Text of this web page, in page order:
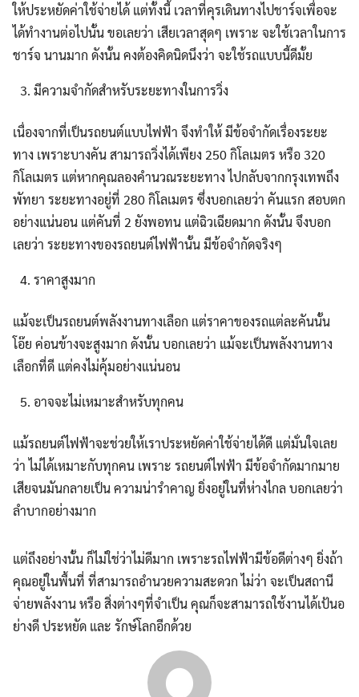
ให้ประหยัดค่าใช้จ่ายได้ แต่ทั้งนี้ เวลาที่คุรเดินทางไปชาร์จเพื่อจะ
ได้ทำงานต่อไปนั้น ขอเลยว่า เสียเวลาสุดๆ เพราะ จะใช้เวลาในการ
ชาร์จ นานมาก ดังนั้น คงต้องคิดนิดนึงว่า จะใช้รถแบบนี้ดีมั้ย
มีความจำกัดสำหรับระยะทางในการวิ่ง
เนื่องจากที่เป็นรถยนต์แบบไฟฟ้า จึงทำให้ มีข้อจำกัดเรื่องระยะ
ทาง เพราะบางคัน สามารถวิ่งได้เพียง 250 กิโลเมตร หรือ 320
กิโลเมตร แต่หากคุณลองคำนวณระยะทาง ไปกลับจากกรุงเทพถึง
พัทยา ระยะทางอยู่ที่ 280 กิโลเมตร ซึ่งบอกเลยว่า คันแรก สอบตก
อย่างแน่นอน แต่คันที่ 2 ยังพอทน แต่ฉิวเฉียดมาก ดังนั้น จึงบอก
เลยว่า ระยะทางของรถยนต์ไฟฟ้านั้น มีข้อจำกัดจริงๆ
ราคาสูงมาก
แม้จะเป็นรถยนต์พลังงานทางเลือก แต่ราคาของรถแต่ละคันนั้น
โอ๊ย ค่อนข้างจะสูงมาก ดังนั้น บอกเลยว่า แม้จะเป็นพลังงานทาง
เลือกที่ดี แต่คงไม่คุ้มอย่างแน่นอน
อาจจะไม่เหมาะสำหรับทุกคน
แม้รถยนต์ไฟฟ้าจะช่วยให้เราประหยัดค่าใช้จ่ายได้ดี แต่มั่นใจเลย
ว่า ไม่ได้เหมาะกับทุกคน เพราะ รถยนต์ไฟฟ้า มีข้อจำกัดมากมาย
เสียจนมันกลายเป็น ความน่ารำคาญ ยิ่งอยู่ในที่ห่างไกล บอกเลยว่า
ลำบากอย่างมาก
แต่ถึงอย่างนั้น ก็ไม่ใช่ว่าไม่ดีมาก เพราะรถไฟฟ้ามีข้อดีต่างๆ ยิ่งถ้า
คุณอยู่ในพื้นที่ ที่สามารถอำนวยความสะดวก ไม่ว่า จะเป็นสถานี
จ่ายพลังงาน หรือ สิ่งต่างๆที่จำเป็น คุณก็จะสามารถใช้งานได้เป้นอ
ย่างดี ประหยัด และ รักษ์โลกอีกด้วย